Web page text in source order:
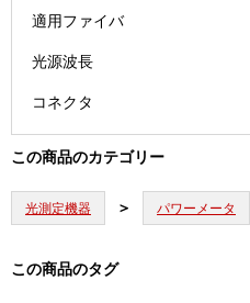
適用ファイバ
光源波長
コネクタ
この商品のカテゴリー
光測定機器 パワーメータ
この商品のタグ